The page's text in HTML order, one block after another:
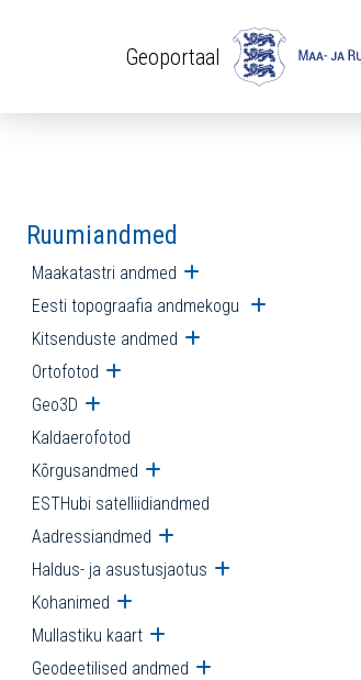
Geoportaal
Ruumiandmed
Maakatastri andmed Ava alammenüü
Eesti topograafia andmekogu Ava
Kitsenduste andmed Ava alammenüü
Ortofotod Ava alammenüü
Geo3D Ava alammenüü
Kaldaerofotod
Kõrgusandmed Ava alammenüü
ESTHubi satelliidiandmed
Aadressiandmed Ava alammenüü
Haldus- ja asustusjaotus Ava alammenüü
Kohanimed Ava alammenüü
Mullastiku kaart Ava alammenüü
Geodeetilised andmed Ava alammenüü